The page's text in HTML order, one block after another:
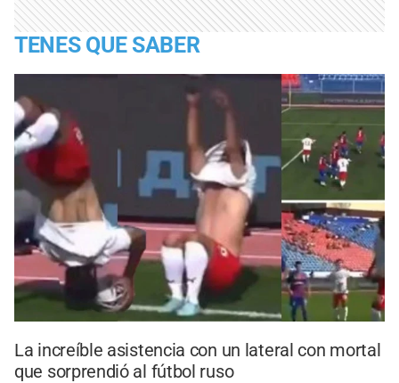
TENES QUE SABER
La increíble asistencia con un lateral con mortal
que sorprendió al fútbol ruso